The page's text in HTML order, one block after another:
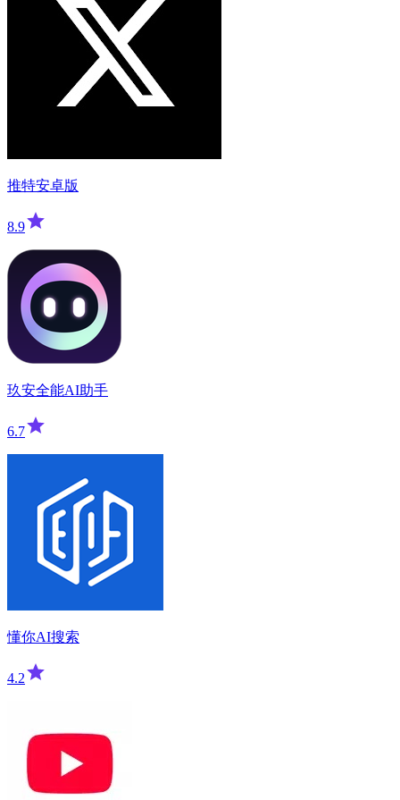
推特安卓版
8.9
玖安全能AI助手
6.7
懂你AI搜索
4.2